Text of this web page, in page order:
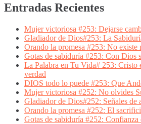
Entradas Recientes
Mujer victoriosa #253: Dejarse
Gladiador de Dios#253: La
Orando la promesa #253: No existe
Gotas de sabiduría #253: Con Dios
La Palabra en Tu Vida# 253: Cristo
verdad
DIOS todo lo puede #253: Que
Mujer victoriosa #252: No olvides
Gladiador de Dios#252: Señales de
Orando la promesa #252: El
Gotas de sabiduría #252: Confianza